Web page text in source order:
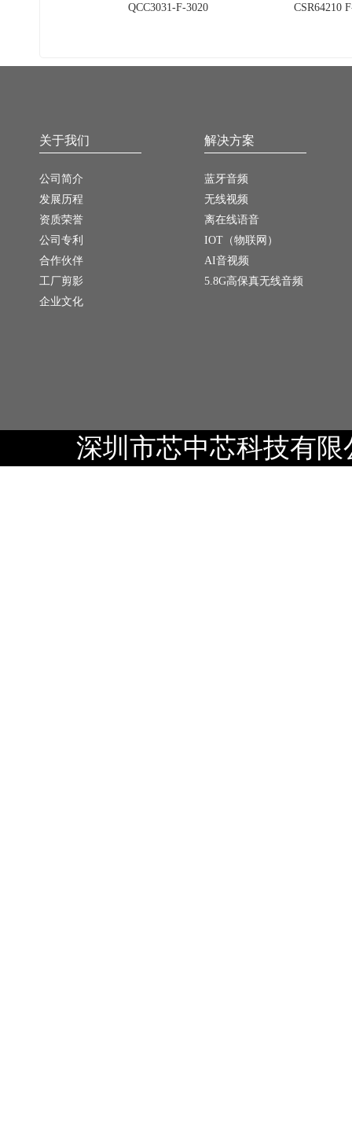
QCC3031-F-3020 CSR64210
关于我们
公司简介
发展历程
资质荣誉
公司专利
合作伙伴
工厂剪影
企业文化
解决方案
蓝牙音频
无线视频
离在线语音
IOT（物联网）
AI音视频
5.8G高保真无线音频
深圳市芯中芯科技有